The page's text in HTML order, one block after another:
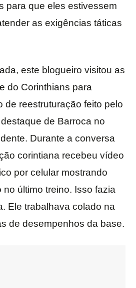
para que eles estivessem
as exigências táticas
este blogueiro visitou as
do Corinthians para
de reestruturação feito pelo
de Barroca no
Durante a conversa
corintiana recebeu vídeo
por celular mostrando
no último treino. Isso fazia
Ele trabalhava colado na
de desempenhos da base.